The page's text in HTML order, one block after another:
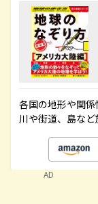
各国の地形や関係
川や街道、島など
AD